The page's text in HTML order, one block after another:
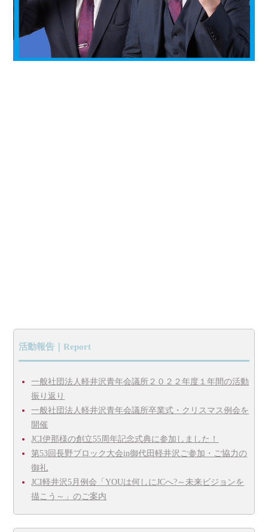
活動報告｜Report
一般社団法人軽井沢青年会議所２０２２年度１年間の活動
振り返り
一般社団法人軽井沢青年会議所卒業式・クリスマス例会を
開催
JCI伊那様の創立55周年記念式典に参加しました！
第53回長野ブロック大会in御代田軽井沢ご参加・ご協力の
御礼
JCI軽井沢5月例会「YOUは何しにJCへ?～未来ビジョンを
描こう～」のご案内